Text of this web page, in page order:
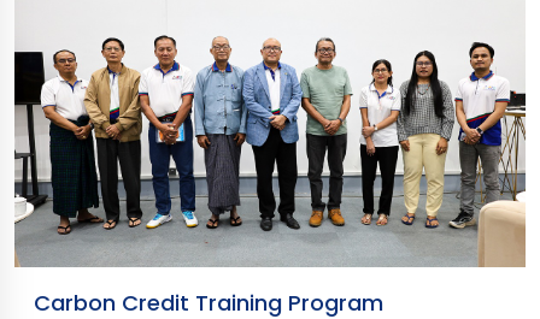
များ၌လည်း အဓိကအခန်းကဏ္ဍမှ ဦးဆောင်ဦးရွက်ပြုနေသူတစ်ဦး
လည်း ဖြစ်ပါသည်။ 𝐂𝐫𝐞𝐚𝐭𝐞 𝐘𝐨𝐮𝐫 𝐖𝐨𝐫𝐥𝐝 𝐖𝐢𝐭𝐡 𝐌𝐓𝐁 သင့်
အနာဂတ်ဖန်တီးဖို့ MTB နဲ့လက်တွဲစို့
Carbon Credit Training Program